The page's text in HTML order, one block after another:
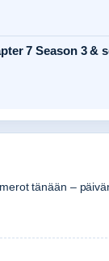
7 Season 3 &
tänään –